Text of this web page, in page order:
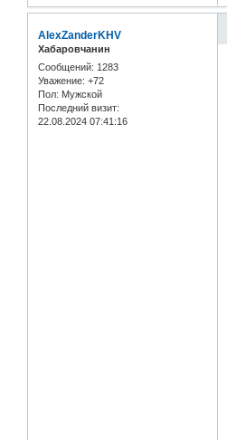
AlexZanderKHV
Хабаровчанин
Сообщений: 1283
Уважение: +72
Пол: Мужской
Последний визит:
22.08.2024 07:41:16